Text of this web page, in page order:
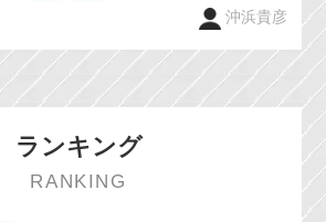
沖浜貴彦
ランキング
RANKING